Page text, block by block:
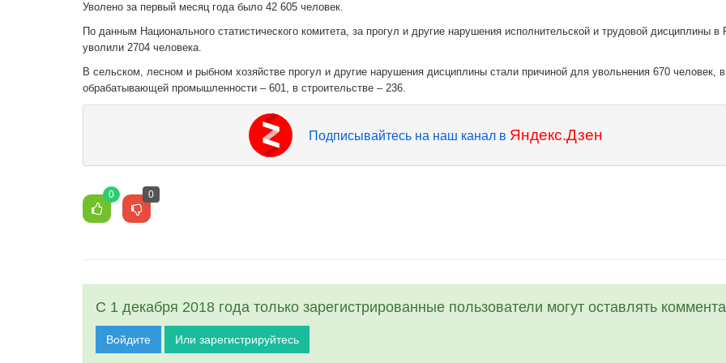
Уволено за первый месяц года было 42 605 человек.
По данным Национального статистического комитета, за прогул и другие нарушения исполнительской и трудовой дисциплины в
уволили 2704 человека.
В сельском, лесном и рыбном хозяйстве прогул и другие нарушения дисциплины стали причиной для увольнения 670 человек, в
обрабатывающей промышленности – 601, в строительстве – 236.
Подписывайтесь на наш канал в Яндекс.Дзен
0 0
С 1 декабря 2018 года только зарегистрированные пользователи могут оставлять
Войдите Или зарегистрируйтесь